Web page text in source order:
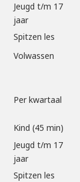
Jeugd t/m 17
jaar
Spitzen les
Volwassen
Per kwartaal
Kind (45 min)
Jeugd t/m 17
jaar
Spitzen les